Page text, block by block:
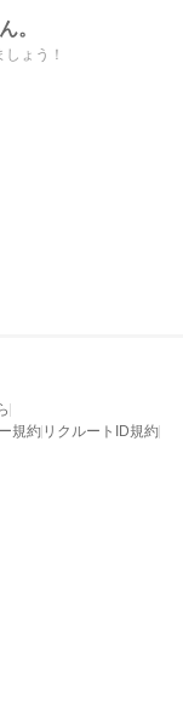
。
ょう！
規約 リクルートID規約